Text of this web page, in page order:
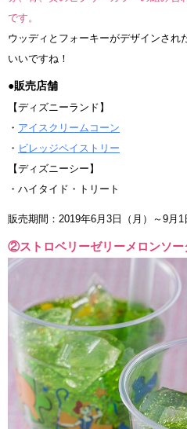
です。
ウッディとフォーキーがデザインされ
いいですね！
●販売店舗
【ディズニーランド】
・ アイスクリームコーン
・ ビレッジペイストリー
【ディズニーシー】
・ハイタイド・トリート
販売期間：2019年6月3日（月）～9月1
②ストロベリーゼリーメロンソー